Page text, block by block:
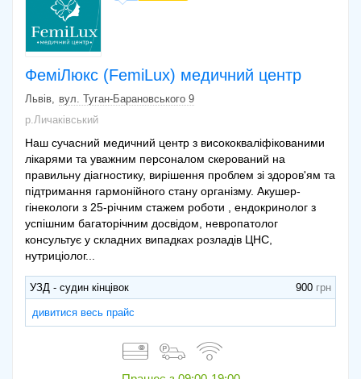
ФеміЛюкс (FemiLux) медичний центр
Львів
вул. Туган-Барановського 9
р.Личаківський
Наш сучасний медичний центр з висококваліфікованими
лікарями та уважним персоналом скерований на
правильну діагностику, вирішення проблем зі здоров'ям та
підтримання гармонійного стану організму. Акушер-
гінекологи з 25-річним стажем роботи , ендокринолог з
успішним багаторічним досвідом, невропатолог
консультує у складних випадках розладів ЦНС,
нутриціолог...
УЗД - судин кінцівок 900
дивитися весь прайс